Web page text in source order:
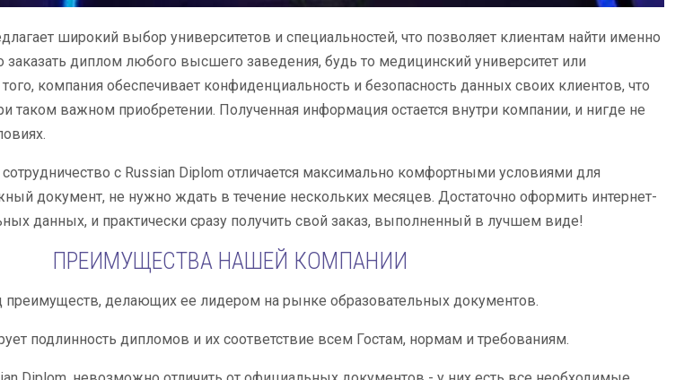
широкий выбор университетов и специальностей, что позволяет клиентам найти именно
диплом любого высшего заведения, будь то медицинский университет или
компания обеспечивает конфиденциальность и безопасность данных своих клиентов, что
таком важном приобретении. Полученная информация остается внутри компании, и нигде не
сотрудничество с Russian Diplom отличается максимально комфортными условиями для
документ, не нужно ждать в течение нескольких месяцев. Достаточно оформить интернет-
данных, и практически сразу получить свой заказ, выполненный в лучшем виде!
ПРЕИМУЩЕСТВА НАШЕЙ КОМПАНИИ
преимуществ, делающих ее лидером на рынке образовательных документов.
подлинность дипломов и их соответствие всем Гостам, нормам и требованиям.